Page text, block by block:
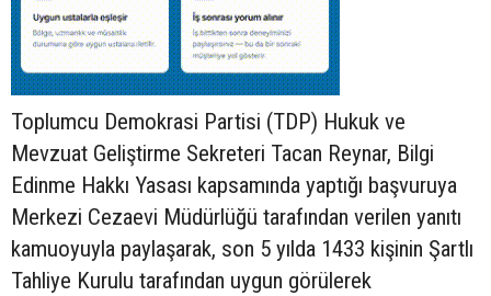
Toplumcu Demokrasi Partisi (TDP) Hukuk ve
Mevzuat Geliştirme Sekreteri Tacan Reynar, Bilgi
Edinme Hakkı Yasası kapsamında yaptığı başvuruya
Merkezi Cezaevi Müdürlüğü tarafından verilen yanıtı
kamuoyuyla paylaşarak, son 5 yılda 1433 kişinin Şartlı
Tahliye Kurulu tarafından uygun görülerek